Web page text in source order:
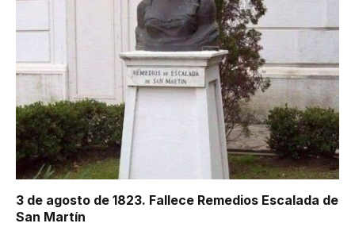
3 de agosto de 1823. Fallece Remedios Escalada de
San Martín